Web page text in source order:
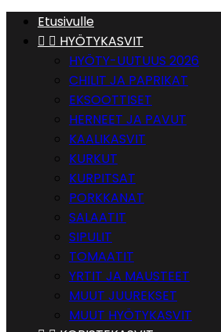
Etusivulle
  HYÖTYKASVIT
HYÖTY-UUTUUS 2026
CHILIT JA PAPRIKAT
EKSOOTTISET
HERNEET JA PAVUT
KAALIKASVIT
KURKUT
KURPITSAT
PORKKANAT
SALAATIT
SIPULIT
TOMAATIT
YRTIT JA MAUSTEET
MUUT JUUREKSET
MUUT HYÖTYKASVIT